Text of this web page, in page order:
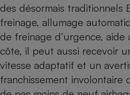
des désormais traditionnels
freinage, allumage
de freinage d’urgence, aide
côte, il peut aussi recevoir
vitesse adaptatif et un
franchissement involontaire